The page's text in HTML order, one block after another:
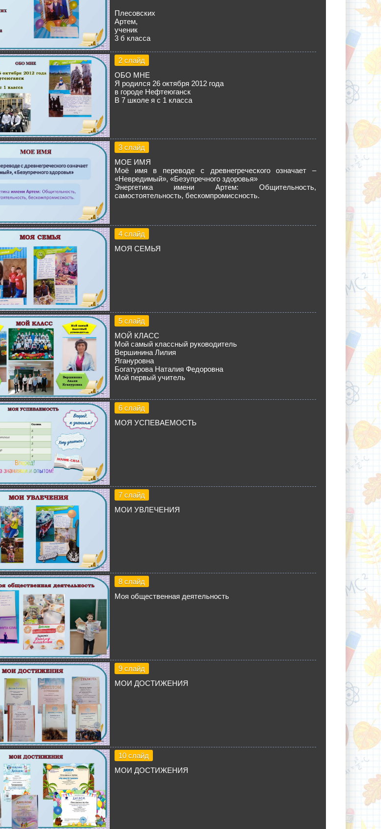
Плесовских
Артем,
ученик
3 б класса
2 слайд
ОБО МНЕ
Я родился 26 октября 2012 года
в городе Нефтеюганск
В 7 школе я с 1 класса
3 слайд
МОЕ ИМЯ
Моё имя в переводе с древнегреческого означает –
«Невредимый», «Безупречного здоровья»
Энергетика имени Артем: Общительность,
самостоятельность, бескомпромиссность.
4 слайд
МОЯ СЕМЬЯ
5 слайд
МОЙ КЛАСС
Мой самый классный руководитель
Вершинина Лилия
Ягануровна
Богатурова Наталия Федоровна
Мой первый учитель
6 слайд
МОЯ УСПЕВАЕМОСТЬ
7 слайд
МОИ УВЛЕЧЕНИЯ
8 слайд
Моя общественная деятельность
9 слайд
МОИ ДОСТИЖЕНИЯ
10 слайд
МОИ ДОСТИЖЕНИЯ